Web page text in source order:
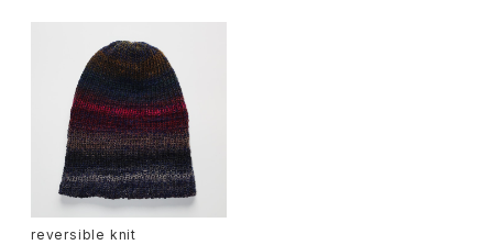
reversible knit